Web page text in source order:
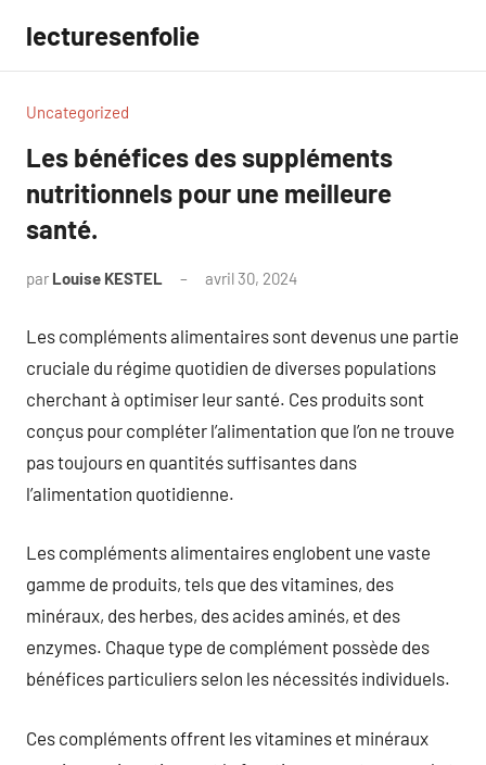
contenu
lecturesenfolie
Uncategorized
Les bénéfices des suppléments
nutritionnels pour une meilleure
santé.
par Louise KESTEL avril 30, 2024
Les compléments alimentaires sont devenus une partie
cruciale du régime quotidien de diverses populations
cherchant à optimiser leur santé. Ces produits sont
conçus pour compléter l’alimentation que l’on ne trouve
pas toujours en quantités suffisantes dans
l’alimentation quotidienne.
Les compléments alimentaires englobent une vaste
gamme de produits, tels que des vitamines, des
minéraux, des herbes, des acides aminés, et des
enzymes. Chaque type de complément possède des
bénéfices particuliers selon les nécessités individuels.
Ces compléments offrent les vitamines et minéraux